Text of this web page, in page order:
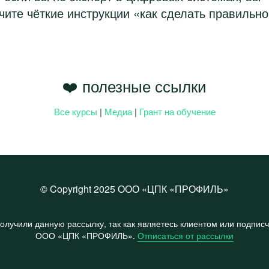
чёткие инструкции «как сделать
❤️ полезные ссылки
Все курсы | Медиа| Грант на обучение
© Copyright 2025 ООО «ЦПК «ПРОФИЛЬ»
данную рассылку, так как являетесь клиентом или
ООО «ЦПК «ПРОФИЛЬ». Отписаться от рассылки